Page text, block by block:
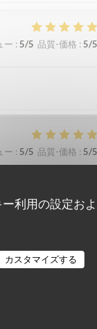
利用の設定お
カスタマイズする
ー : 5/5 品質-価格 : 5/5
ー : 5/5 品質-価格 : 5/5
ー :4/5 品質-価格
gerne wieder